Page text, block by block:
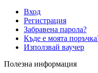
Вход
Регистрация
Забравена парола?
Къде е моята
Използвай ваучер
Полезна информация